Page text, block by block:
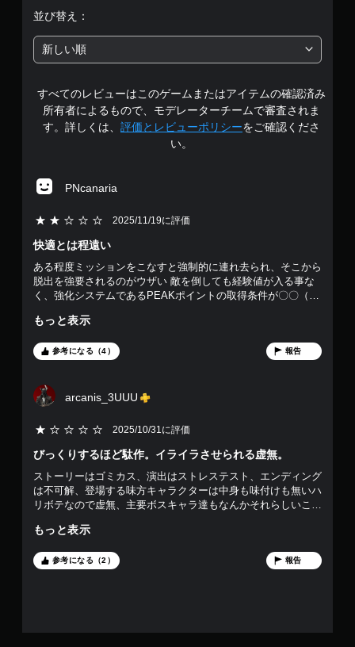
5
段
階
中
7
で
並び替え：
新しい順
すべてのレビューはこのゲームまたはアイテムの確認済み
所有者によるもので、モデレーターチームで審査されま
す。詳しくは、 評価とレビューポリシーをご確認くださ
い。
PNcanaria
5段階評価の2 2025/11/19に評価
快適とは程遠い
ある程度ミッションをこなすと強制的に連れ去られ、そこから
脱出を強要されるのがウザい 敵を倒しても経験値が入る事な
く、強化システムであるPEAKポイントの取得条件が〇〇（武
て得られる為、やらされている感が強くつまらない 特定のメ
コン等が地図に表示されない為、面倒臭い事この上ない ある
所が無く、マップも特別広大な訳でもないしプレイする上でス
トレスになる要素が多すぎる 600円で買ったけどそれでも高く
感じる程、駄作
もっと表示
参考になる（4） 報告
arcanis_3UUU
2025/10/31に評価
びっくりするほど駄作。イライラさせられる虚無。
ストーリーはゴミカス、演出はストレステスト、エンディング
は不可解、登場する味方キャラクターは中身も味付けも無いハ
リボテなので虚無、主要ボスキャラ達もなんかそれらしいこと
作から続くオープニングで一定時間放置すれば事件は起こらず
バい、本来のEDとの整合性がまるで取れてないし。というか
れたら何も出来ずに撃たれるだけになっちゃうし。テストプレ
もっと表示
参考になる（2） 報告